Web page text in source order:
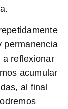
permanencia
a reflexionar
acumular
al final